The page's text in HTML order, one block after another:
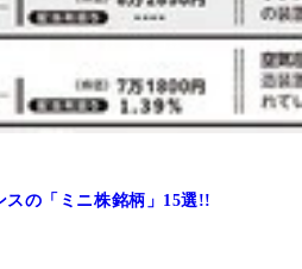
スの「ミニ株銘柄」15選!!